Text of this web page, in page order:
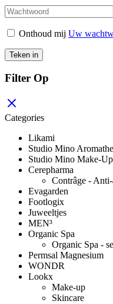
Onthoud mij Uw
Teken in
Filter Op
Categories
Likami
Studio Mino
Studio Mino Make-Up
Cerepharma
Contrâge -
Evagarden
Footlogix
Juweeltjes
MEN³
Organic Spa
Organic Spa -
Permsal Magnesium
WONDR
Lookx
Make-up
Skincare